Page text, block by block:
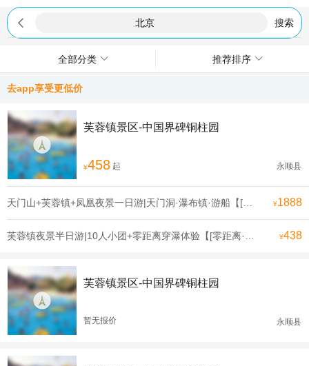
 搜索
全部分类 推荐排序
去app享受更低价
芙蓉镇景区-中国界碑铜柱园
¥458 起 永顺县
¥1888
¥438
芙蓉镇景区-中国界碑铜柱园
暂无报价 永顺县